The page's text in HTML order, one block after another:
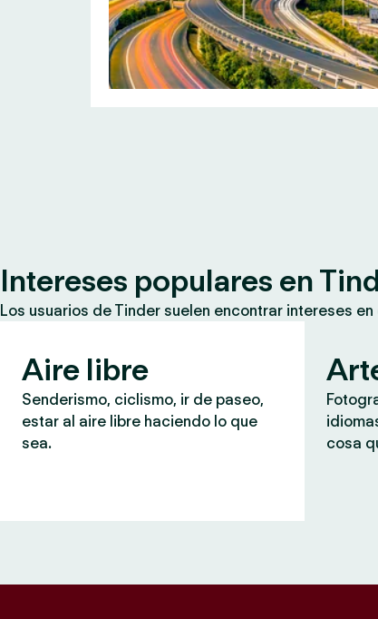
Intereses populares en
Los usuarios de Tinder suelen encontrar intereses
Aire libre
Senderismo, ciclismo, ir de paseo,
estar al aire libre haciendo lo que
sea.
cosa